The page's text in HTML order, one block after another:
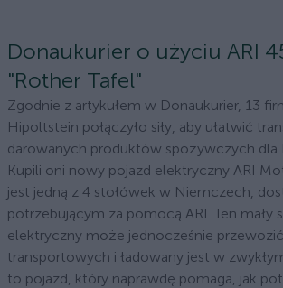
Donaukurier o użyciu ARI
"Rother Tafel"
Zgodnie z artykułem w Donaukurier, 13
Hipoltstein połączyło siły, aby ułatwić
darowanych produktów spożywczych dla
Kupili oni nowy pojazd elektryczny ARI
jest jedną z 4 stołówek w Niemczech,
potrzebującym za pomocą ARI. Ten mały
elektryczny może jednocześnie
transportowych i ładowany jest w
to pojazd, który naprawdę pomaga, jak